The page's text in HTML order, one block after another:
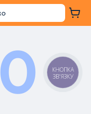
0
КНОПКА
ЗВ'ЯЗКУ